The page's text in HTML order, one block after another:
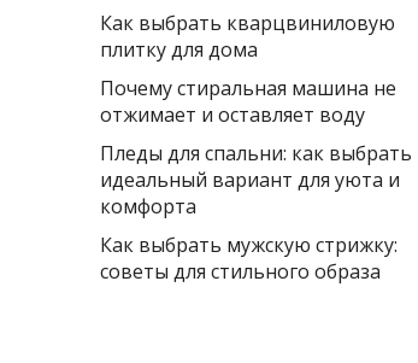
Как выбрать кварцвиниловую
плитку для дома
Почему стиральная машина не
отжимает и оставляет воду
Пледы для спальни: как выбрать
идеальный вариант для уюта и
комфорта
Как выбрать мужскую стрижку:
советы для стильного образа